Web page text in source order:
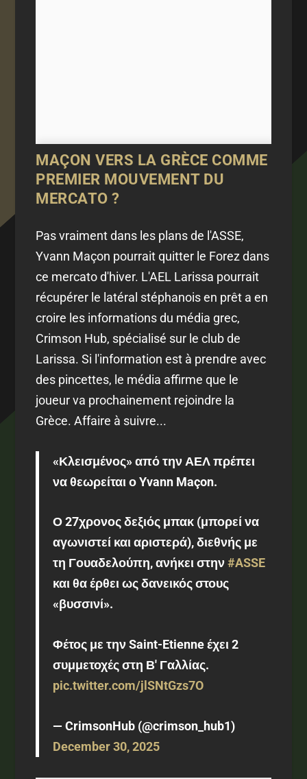
MAÇON VERS LA GRÈCE COMME
PREMIER MOUVEMENT DU
MERCATO ?
Pas vraiment dans les plans de l'ASSE,
Yvann Maçon pourrait quitter le Forez dans
ce mercato d'hiver. L'AEL Larissa pourrait
récupérer le latéral stéphanois en prêt a en
croire les informations du média grec,
Crimson Hub, spécialisé sur le club de
Larissa. Si l'information est à prendre avec
des pincettes, le média affirme que le
joueur va prochainement rejoindre la
Grèce. Affaire à suivre...
«Κλεισμένος» από την ΑΕΛ πρέπει
να θεωρείται ο Yvann Maçon.
Ο 27χρονος δεξιός μπακ (μπορεί να
αγωνιστεί και αριστερά), διεθνής με
τη Γουαδελούπη, ανήκει στην#ASSE
και θα έρθει ως δανεικός στους
«βυσσινί».
Φέτος με την Saint-Etienne έχει 2
συμμετοχές στη Β' Γαλλίας.
pic.twitter.com/jlSNtGzs7O
— CrimsonHub (@crimson_hub1)
December 30, 2025